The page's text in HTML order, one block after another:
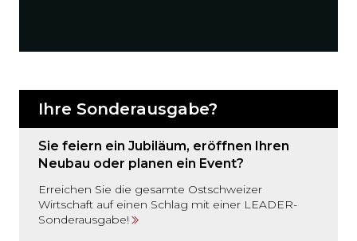
Ihre Sonderausgabe?
Sie feiern ein Jubiläum, eröffnen Ihren
Neubau oder planen ein Event?
Erreichen Sie die gesamte Ostschweizer
Wirtschaft auf einen Schlag mit einer LEADER-
Sonderausgabe!